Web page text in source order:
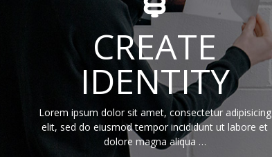
CREATE
IDENTITY
Lorem ipsum dolor sit amet, consectetur adipisicing
elit, sed do eiusmod tempor incididunt ut labore et
dolore magna aliqua …